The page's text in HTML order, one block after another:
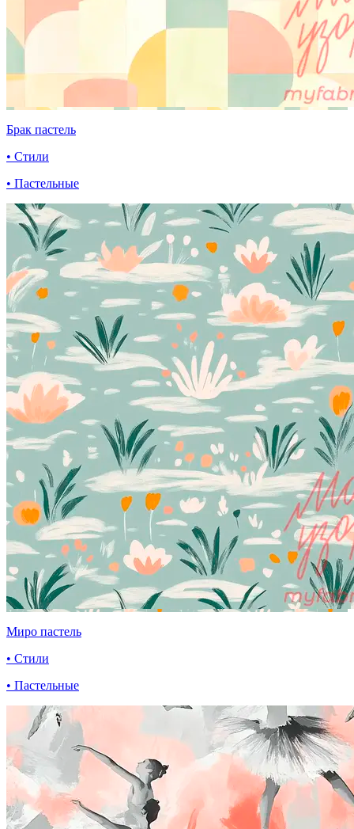
Брак пастель
• Стили
• Пастельные
Миро пастель
• Стили
• Пастельные